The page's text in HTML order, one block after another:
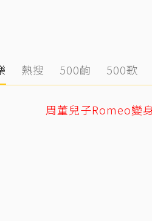
熱搜 500齣 500歌
周董兒子Romeo變